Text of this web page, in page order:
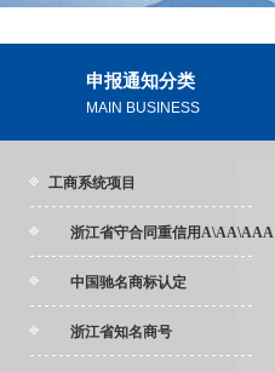
申报通知分类
MAIN BUSINESS
工商系统项目
浙江省守合同重信用A\AA\AAA
中国驰名商标认定
浙江省知名商号